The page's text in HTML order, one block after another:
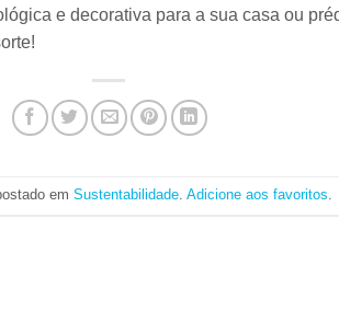
e decorativa para a sua casa ou
em Sustentabilidade. Adicione aos favoritos.